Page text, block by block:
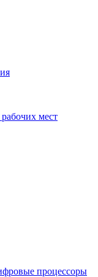
мест
процессоры